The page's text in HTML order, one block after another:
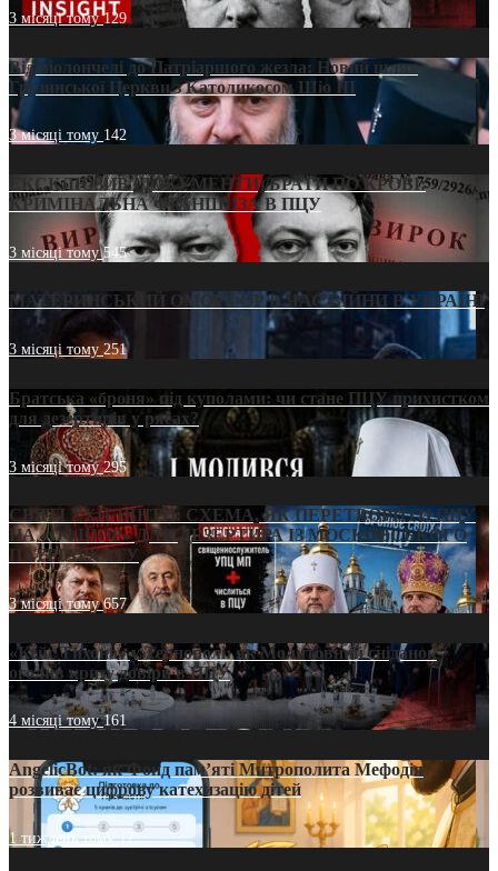
3 місяці тому129
Від віолончелі до Патріаршого жезла: Новий шлях
Грузинської Церкви з Католикосом Шіо III
3 місяці тому 142
ЕКСКЛЮЗИВ (ДОКУМЕНТИ)/БРАТИ ПО КРОВІ:
КРИМІНАЛЬНА ФРАНШИЗА В ПЦУ
3 місяці тому545
МАТЕРИНСЬКИЙ ОМОРФОР В ЧАС ВІЙНИ В УКРАЇНІ
3 місяці тому251
Братська «броня» під куполами: чи стане ПЦУ прихистком
для дезертирів у рясах?
3 місяці тому295
СВЯТІ УХИЛЯНТИ: СХЕМА, ЯК ПЕРЕТВОРИТИ ПЦУ
НА «ОФШОР» ДЛЯ ДЕЗЕРТИРА ІЗ МОСКОВСЬКОГО
ПАТРІАРХАТУ
3 місяці тому657
«Кейс Тихона» у Тернополі: як Молитовний сніданок
оголив кризу довіри в ПЦУ
4 місяці тому161
AngelicBot: як Фонд пам’яті Митрополита Мефодія
розвиває цифрову катехизацію дітей
1 тиждень тому12